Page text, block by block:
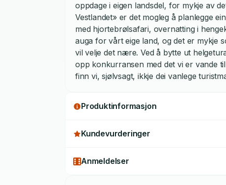
oppdage i eigen landsdel, for mykje av
Vestlandet» er det mogleg å planlegge
med hjortebrølsafari, overnatting i
auga for vårt eige land, og det er mykje
vil velje det nære. Ved å bytte ut
opp konkurransen med det vi er vande
finn vi, sjølvsagt, ikkje dei vanlege
Produktinformasjon
Kundevurderinger
Anmeldelser